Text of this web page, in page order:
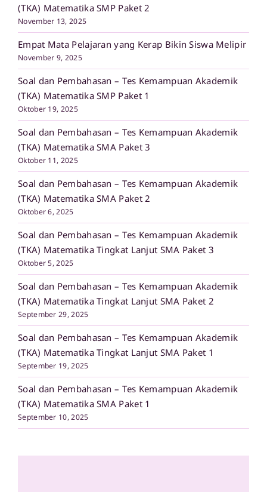
(TKA) Matematika SMP Paket 2
November 13, 2025
Empat Mata Pelajaran yang Kerap Bikin Siswa Melipir
November 9, 2025
Soal dan Pembahasan – Tes Kemampuan Akademik
(TKA) Matematika SMP Paket 1
Oktober 19, 2025
Soal dan Pembahasan – Tes Kemampuan Akademik
(TKA) Matematika SMA Paket 3
Oktober 11, 2025
Soal dan Pembahasan – Tes Kemampuan Akademik
(TKA) Matematika SMA Paket 2
Oktober 6, 2025
Soal dan Pembahasan – Tes Kemampuan Akademik
(TKA) Matematika Tingkat Lanjut SMA Paket 3
Oktober 5, 2025
Soal dan Pembahasan – Tes Kemampuan Akademik
(TKA) Matematika Tingkat Lanjut SMA Paket 2
September 29, 2025
Soal dan Pembahasan – Tes Kemampuan Akademik
(TKA) Matematika Tingkat Lanjut SMA Paket 1
September 19, 2025
Soal dan Pembahasan – Tes Kemampuan Akademik
(TKA) Matematika SMA Paket 1
September 10, 2025